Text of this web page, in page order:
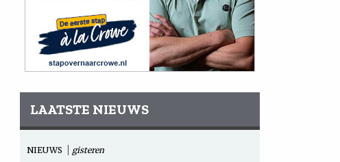
LAATSTE NIEUWS
NIEUWS gisteren